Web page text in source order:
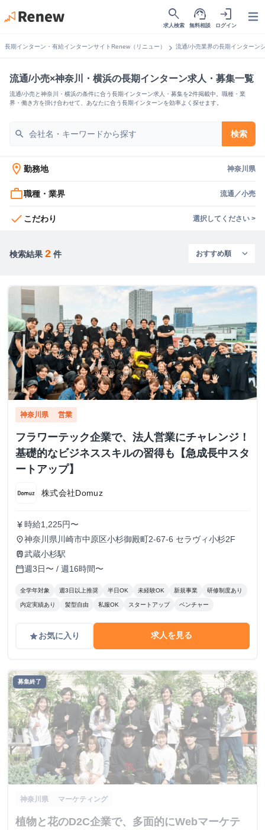
search
求人検索
support_agent
無料相談
login
ログイン
長期インターン・有給インターンサイトRenew（リニュー） chevron_right 流通/小売業界の長期インターン
流通/小売×神奈川・横浜の長期インターン求人・募集一覧
流通/小売と神奈川・横浜の条件に合う長期インターン求人・募集を2件掲載中。職種・業
界・働き方を掛け合わせて、あなたに合う長期インターンを効率よく探せます。
search 検索
location_on 勤務地 神奈川県
work_outline職種・業界 流通／小売
check こだわり 選択してください >
検索結果 2 件
神奈川県 営業
フラワーテック企業で、法人営業にチャレンジ！
基礎的なビジネススキルの習得も【急成長中スタ
ートアップ】
株式会社Domuz
currency_yen 時給1,225円〜
place神奈川県川崎市中原区小杉御殿町2-67-6 セラヴィ小杉2F
train武蔵小杉駅
calendar_today週3日〜 / 週16時間〜
全学年対象 週3日以上推奨 半日OK 未経験OK 新規事業 研修制度あり
内定実績あり 髪型自由 私服OK スタートアップ ベンチャー
gradeお気に入り 求人を見る
募集終了
神奈川県 マーケティング
植物と花のD2C企業で、多面的にWebマーケテ